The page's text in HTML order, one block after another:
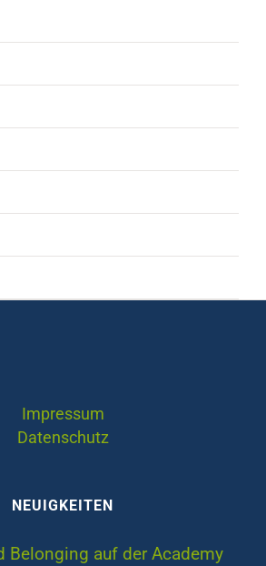
Impressum
Datenschutz
NEUIGKEITEN
Belonging auf der Academy